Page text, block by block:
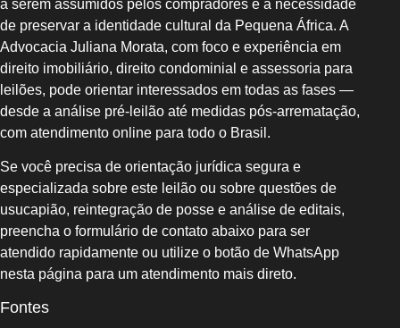
a serem assumidos pelos compradores e a necessidade
de preservar a identidade cultural da Pequena África. A
Advocacia Juliana Morata, com foco e experiência em
direito imobiliário, direito condominial e assessoria para
leilões, pode orientar interessados em todas as fases —
desde a análise pré-leilão até medidas pós-arrematação,
com atendimento online para todo o Brasil.
Se você precisa de orientação jurídica segura e
especializada sobre este leilão ou sobre questões de
usucapião, reintegração de posse e análise de editais,
preencha o formulário de contato abaixo para ser
atendido rapidamente ou utilize o botão de WhatsApp
nesta página para um atendimento mais direto.
Fontes